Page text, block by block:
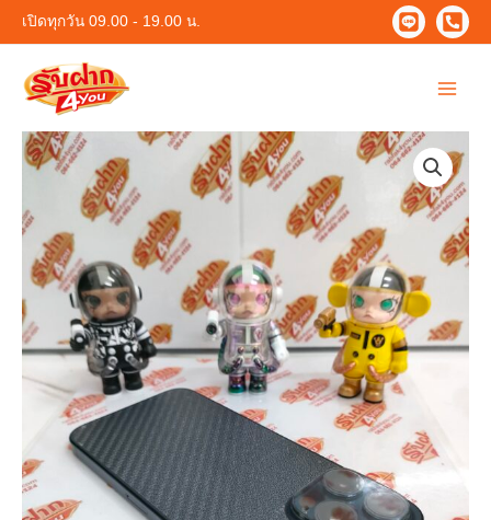
Skip
content
เปิดทุกวัน 09.00 - 19.00 น.
Menu